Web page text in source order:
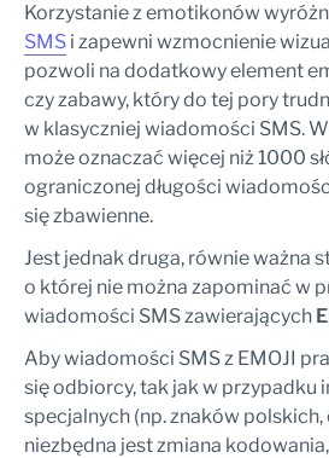
Korzystanie z emotikonów
SMS i zapewni wzmocnienie
pozwoli na dodatkowy element
czy zabawy, który do tej pory
w klasyczniej wiadomości SMS.
może oznaczać więcej niż 1000
ograniczonej długości
się zbawienne.
Jest jednak druga, równie ważna
o której nie można zapominać w
wiadomości SMS zawierających
Aby wiadomości SMS z EMOJI
się odbiorcy, tak jak w przypadku
specjalnych (np. znaków polskich,
niezbędna jest zmiana